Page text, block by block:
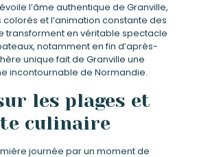
l’âme authentique de Granville,
et l’animation constante des
transforment en véritable spectacle
notamment en fin d’après-
unique fait de Granville une
incontournable de Normandie.
les plages et
culinaire
journée par un moment de